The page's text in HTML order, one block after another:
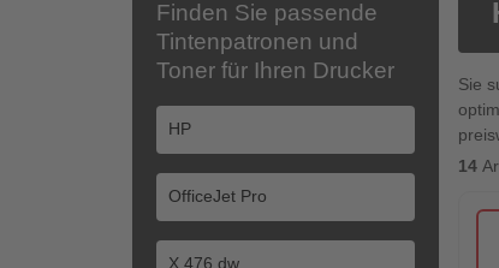
Finden Sie passende
Tintenpatronen und
Toner für Ihren Drucker
Sie
14